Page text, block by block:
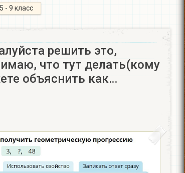
5 - 9 класс
решить это,
что тут делать(кому
объяснить как…